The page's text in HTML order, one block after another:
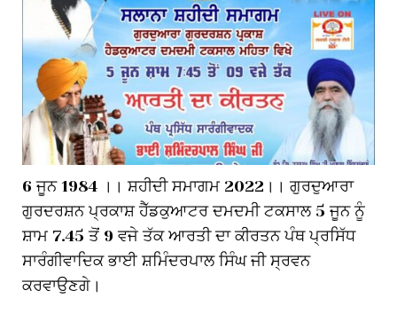
6 ਜੂਨ 1984 ।। ਸ਼ਹੀਦੀ ਸਮਾਗਮ 2022।। ਗੁਰਦੁਆਰਾ
ਗੁਰਦਰਸ਼ਨ ਪ੍ਰਕਾਸ਼ ਹੈੱਡਕੁਆਟਰ ਦਮਦਮੀ ਟਕਸਾਲ 5 ਜੂਨ ਨੂੰ
ਸ਼ਾਮ 7.45 ਤੋਂ 9 ਵਜੇ ਤੱਕ ਆਰਤੀ ਦਾ ਕੀਰਤਨ ਪੰਥ ਪ੍ਰਸਿੱਧ
ਸਾਰੰਗੀਵਾਦਿਕ ਭਾਈ ਸ਼ਮਿੰਦਰਪਾਲ ਸਿੰਘ ਜੀ ਸ੍ਰਵਨ
ਕਰਵਾਉਣਗੇ।